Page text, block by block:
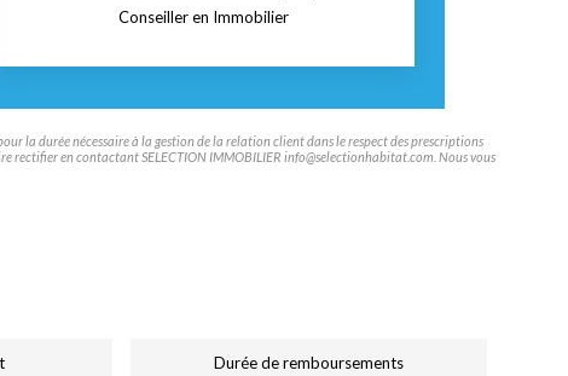
Conseiller en Immobilier
la durée nécessaire à la gestion de la relation client dans le respect des prescriptions
rectifier en contactant SELECTION IMMOBILIER info@selectionhabitat.com. Nous vous
Durée de remboursements